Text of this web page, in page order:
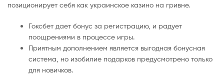
позиционирует себя как украинское казино на гривне.
Гоксбет дает бонус за регистрацию, и радует
поощрениями в процессе игры.
Приятным дополнением является выгодная бонусная
система, но изобилие подарков предусмотрено только
для новичков.